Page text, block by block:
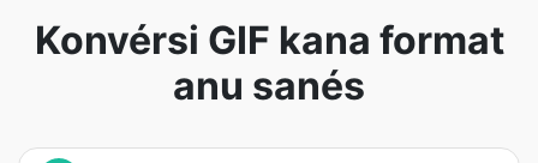
Konvérsi GIF kana format
anu sanés